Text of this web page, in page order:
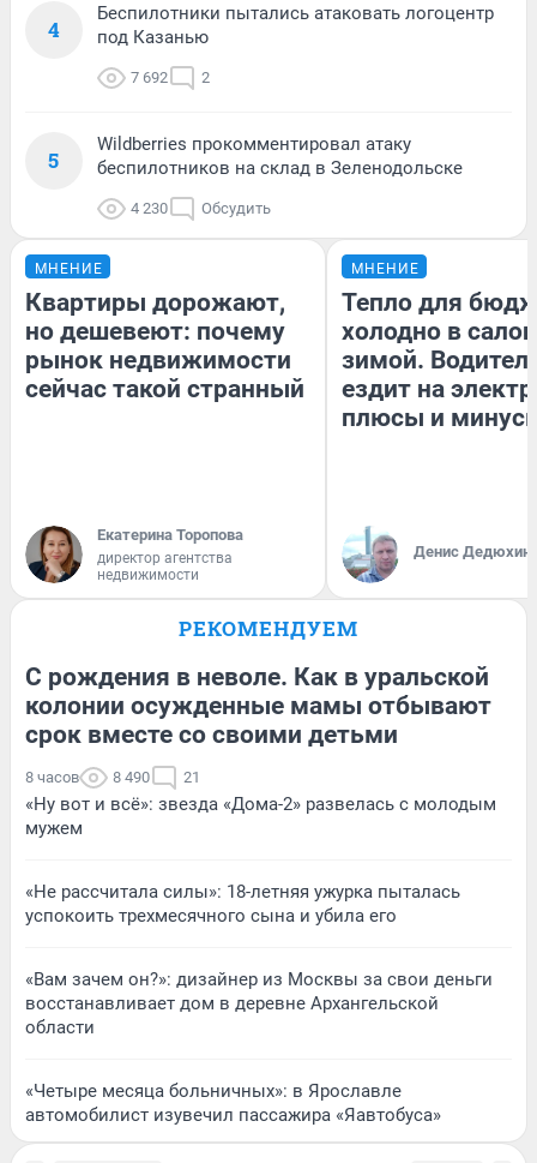
4
Беспилотники пытались атаковать логоцентр
под Казанью
7 692 2
5
Wildberries прокомментировал атаку
беспилотников на склад в Зеленодольске
4 230 Обсудить
МНЕНИЕ
Квартиры дорожают,
но дешевеют: почему
рынок недвижимости
сейчас такой странный
Екатерина Торопова
директор агентства
недвижимости
МНЕНИЕ
Тепло для
холодно в
зимой.
ездит на
плюсы и
Денис Дедюхин
РЕКОМЕНДУЕМ
С рождения в неволе. Как в уральской
колонии осужденные мамы отбывают
срок вместе со своими детьми
8 часов 8 490 21
«Ну вот и всё»: звезда «Дома-2» развелась с молодым
мужем
«Не рассчитала силы»: 18-летняя ужурка пыталась
успокоить трехмесячного сына и убила его
«Вам зачем он?»: дизайнер из Москвы за свои деньги
восстанавливает дом в деревне Архангельской
области
«Четыре месяца больничных»: в Ярославле
автомобилист изувечил пассажира «Яавтобуса»